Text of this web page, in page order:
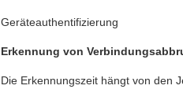
Geräteauthentifizierung
Erkennung von
Die Erkennungszeit hängt von den